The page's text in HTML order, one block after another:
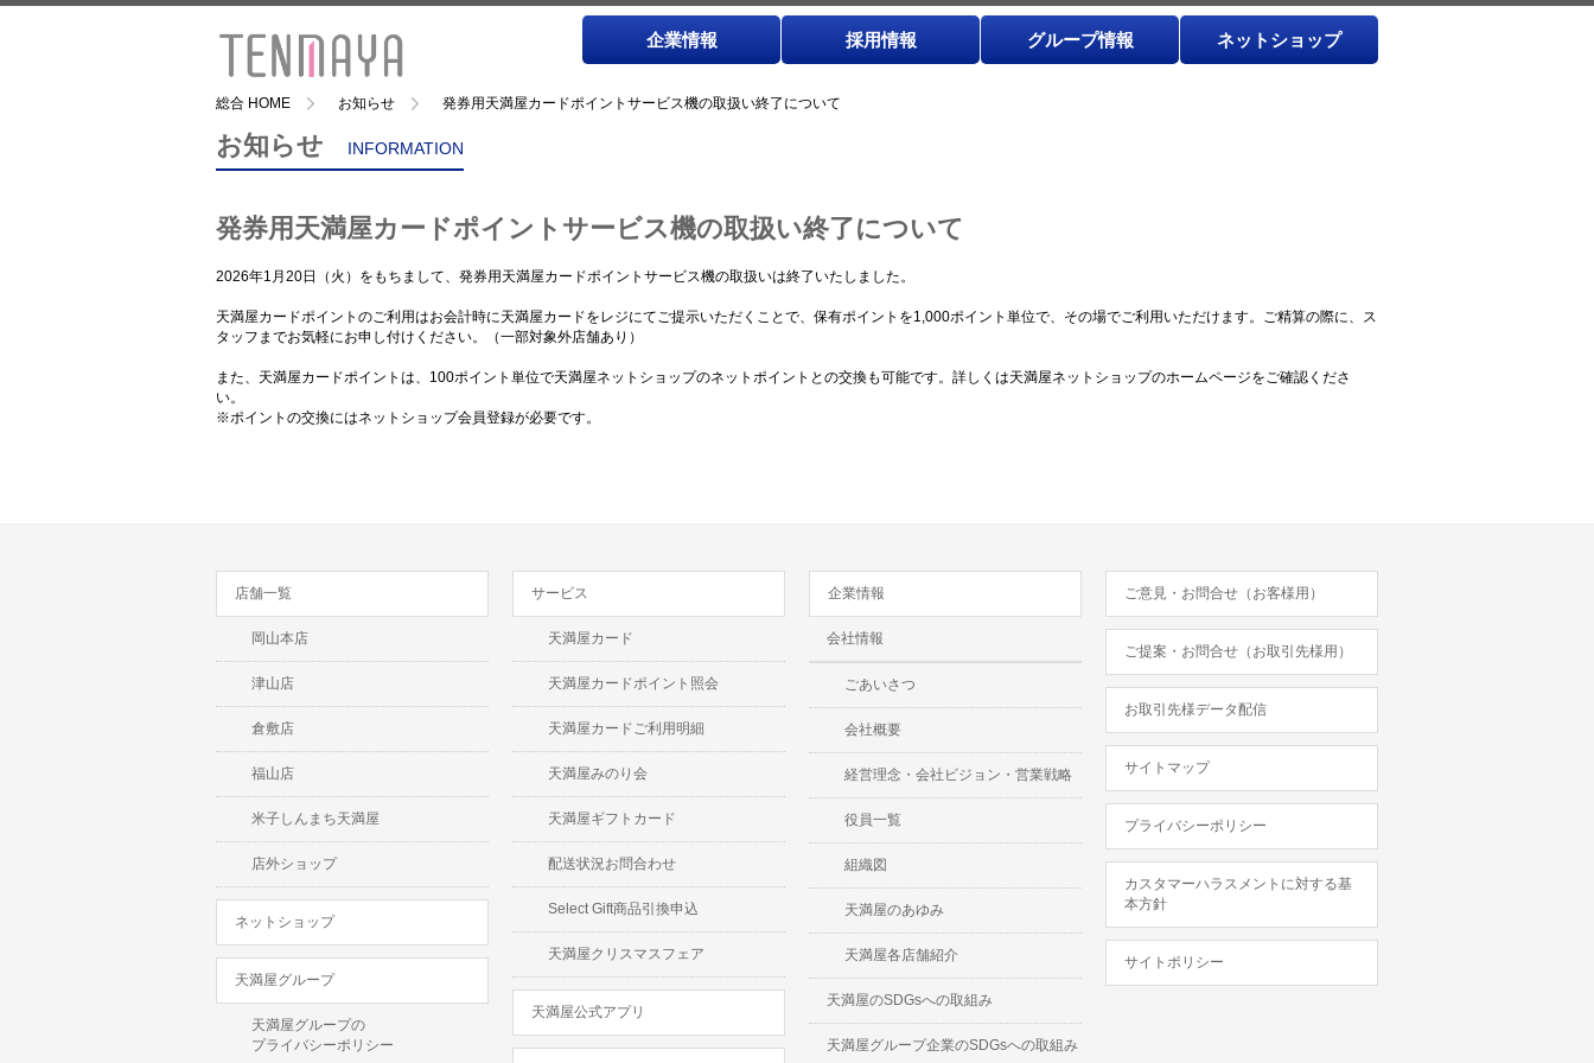
企業情報 採用情報 グループ情報 ネットショップ
総合 HOME お知らせ 発券用天満屋カードポイントサービス機の取扱い終了について
お知らせ INFORMATION
発券用天満屋カードポイントサービス機の取扱い終了について
2026年1月20日（火）をもちまして、発券用天満屋カードポイントサービス機の取扱いは終了いたしました。
天満屋カードポイントのご利用はお会計時に天満屋カードをレジにてご提示いただくことで、保有ポイントを1,000ポイント単位で、その場でご利用いただけます。ご精算の際に、ス
タッフまでお気軽にお申し付けください。（一部対象外店舗あり）
また、天満屋カードポイントは、100ポイント単位で天満屋ネットショップのネットポイントとの交換も可能です。詳しくは天満屋ネットショップのホームページをご確認くださ
い。
※ポイントの交換にはネットショップ会員登録が必要です。
店舗一覧
岡山本店
津山店
倉敷店
福山店
米子しんまち天満屋
店外ショップ
ネットショップ
天満屋グループ
天満屋グループの
プライバシーポリシー
サービス
天満屋カード
天満屋カードポイント照会
天満屋カードご利用明細
天満屋みのり会
天満屋ギフトカード
配送状況お問合わせ
Select Gift商品引換申込
天満屋クリスマスフェア
天満屋公式アプリ
企業情報
会社情報
ごあいさつ
会社概要
経営理念・会社ビジョン・営業戦略
役員一覧
組織図
天満屋のあゆみ
天満屋各店舗紹介
天満屋のSDGsへの取組み
天満屋グループ企業のSDGsへの取組み
ご意見・お問合せ（お客様用）
ご提案・お問合せ（お取引先様用）
お取引先様データ配信
サイトマップ
プライバシーポリシー
カスタマーハラスメントに対する基
本方針
サイトポリシー